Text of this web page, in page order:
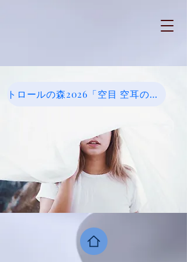
トロールの森2026「空目 空耳のミロ」